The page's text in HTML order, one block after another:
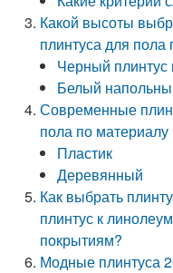
Какой высоты
плинтуса для пола
Черный плинтус
Белый
Современные
пола по материалу
Пластик
Деревянный
Как выбрать
плинтус к
покрытиям?
Модные плинтуса